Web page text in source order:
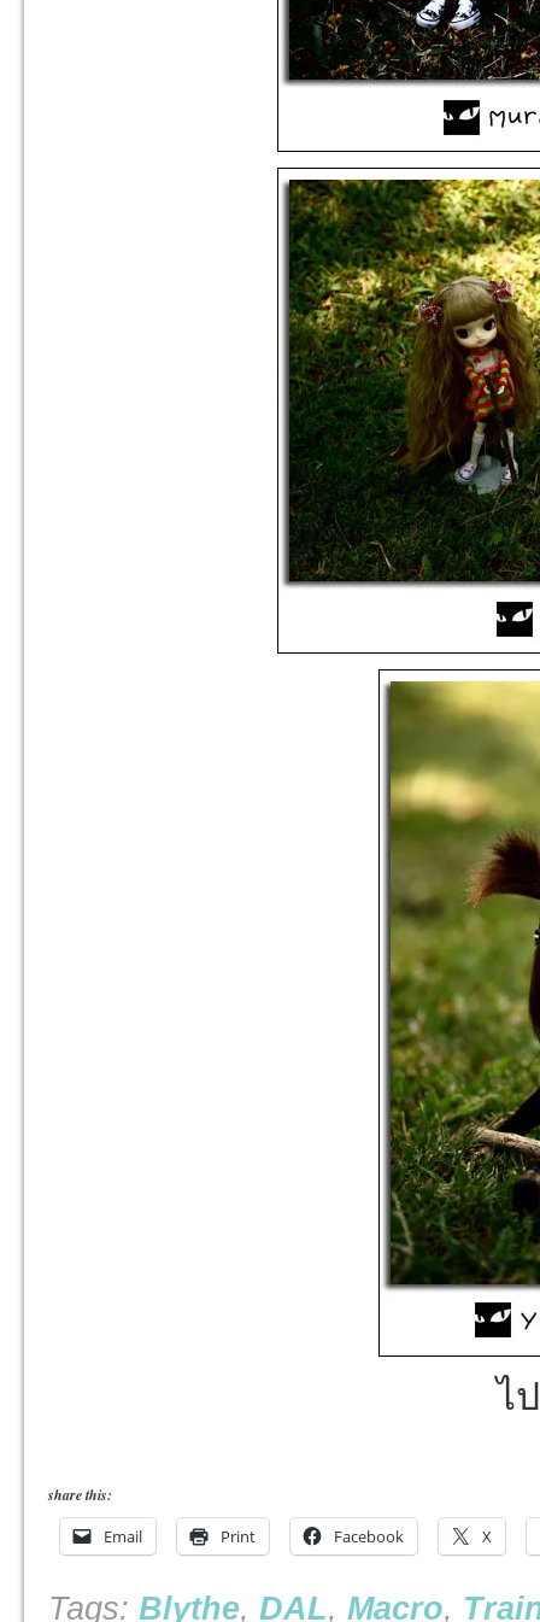
ไ
share this:
Email Print Facebook X
Tags: Blythe, DAL, Macro,